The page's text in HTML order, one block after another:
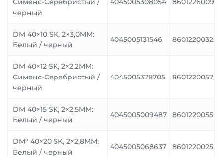
Сименс-Серебристый /
черный
4045005308054 8601226009
DM 40×10 SK, 2×3,0MM:
Белый / черный
4045005131546 8601220032
DM 40×12 SK, 2×2,2MM:
Сименс-Серебристый /
черный
4045005378705 8601220057
DM 40×15 SK, 2×2,5MM:
Белый / черный
4045005009487 8601220055
DM° 40×20 SK, 2×2,8MM:
Белый / черный
4045005068637 8601220025